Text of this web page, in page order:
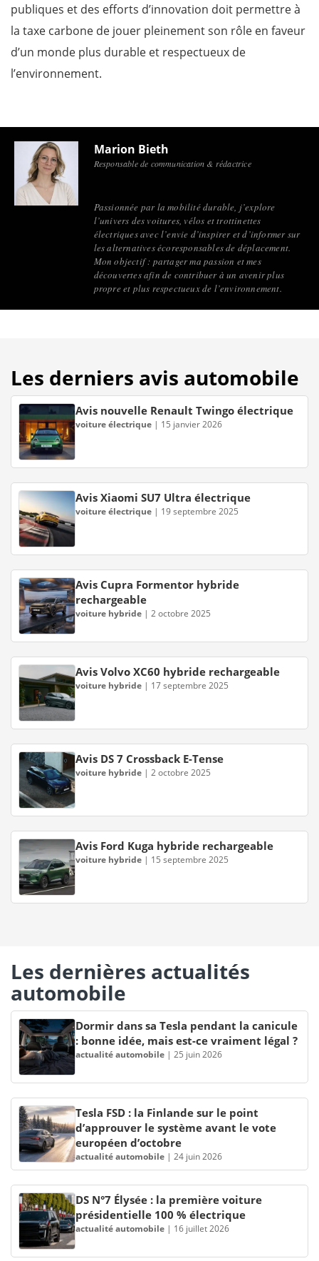
publiques et des efforts d’innovation doit permettre à
la taxe carbone de jouer pleinement son rôle en faveur
d’un monde plus durable et respectueux de
l’environnement.
Marion Bieth
Responsable de communication & rédactrice
Passionnée par la mobilité durable, j’explore
l’univers des voitures, vélos et trottinettes
électriques avec l’envie d’inspirer et d’informer sur
les alternatives écoresponsables de déplacement.
Mon objectif : partager ma passion et mes
découvertes afin de contribuer à un avenir plus
propre et plus respectueux de l’environnement.
Les derniers avis automobile
Avis nouvelle Renault Twingo électrique
voiture électrique | 15 janvier 2026
Avis Xiaomi SU7 Ultra électrique
voiture électrique | 19 septembre 2025
Avis Cupra Formentor hybride
rechargeable
voiture hybride | 2 octobre 2025
Avis Volvo XC60 hybride rechargeable
voiture hybride | 17 septembre 2025
Avis DS 7 Crossback E-Tense
voiture hybride | 2 octobre 2025
Avis Ford Kuga hybride rechargeable
voiture hybride | 15 septembre 2025
Les dernières actualités
automobile
Dormir dans sa Tesla pendant la canicule
: bonne idée, mais est-ce vraiment légal ?
actualité automobile | 25 juin 2026
Tesla FSD : la Finlande sur le point
d’approuver le système avant le vote
européen d’octobre
actualité automobile | 24 juin 2026
DS N°7 Élysée : la première voiture
présidentielle 100 % électrique
actualité automobile | 16 juillet 2026